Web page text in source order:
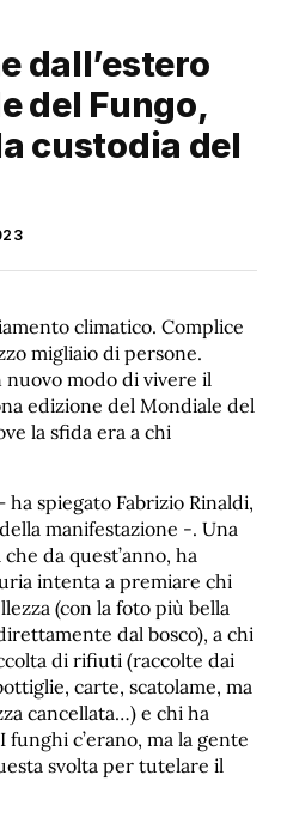
dall’estero
del Fungo,
custodia del
climatico. Complice
migliaio di persone.
modo di vivere il
edizione del Mondiale del
la sfida era a chi
ha spiegato Fabrizio Rinaldi,
manifestazione -. Una
da quest’anno, ha
intenta a premiare chi
(con la foto più bella
dal bosco), a chi
di rifiuti (raccolte dai
carte, scatolame, ma
cancellata…) e chi ha
c’erano, ma la gente
svolta per tutelare il